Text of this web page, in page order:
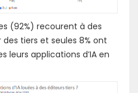
(92%) recourent à des
des tiers et seules 8% ont
leurs applications d’IA en